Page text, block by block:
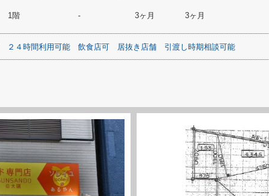
1階 - 3ヶ月 3ヶ月
２４時間利用可能 飲食店可 居抜き店舗 引渡し時期相談可能